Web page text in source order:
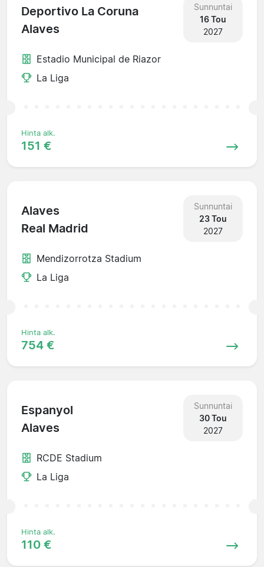
Deportivo La Coruna
Alaves
Sunnuntai
16 Tou
2027
Estadio Municipal de Riazor
La Liga
Hinta alk.
151 €
Alaves
Real Madrid
Sunnuntai
23 Tou
2027
Mendizorrotza Stadium
La Liga
Hinta alk.
754 €
Espanyol
Alaves
Sunnuntai
30 Tou
2027
RCDE Stadium
La Liga
Hinta alk.
110 €